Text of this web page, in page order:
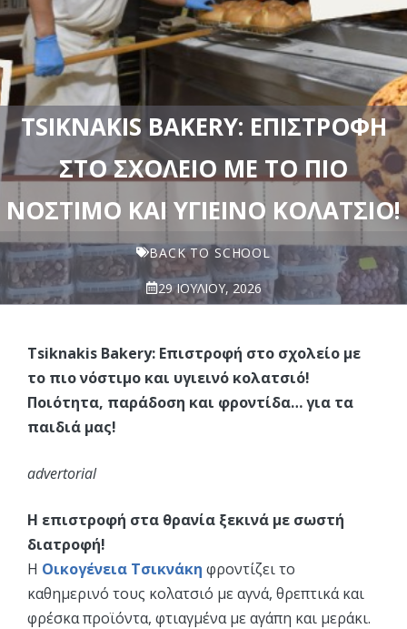
TSIKNAKIS BAKERY: ΕΠΙΣΤΡΟΦΉ
ΣΤΟ ΣΧΟΛΕΊΟ ΜΕ ΤΟ ΠΙΟ
ΝΌΣΤΙΜΟ ΚΑΙ ΥΓΙΕΙΝΌ ΚΟΛΑΤΣΙΌ!
BACK TO SCHOOL
29 ΙΟΥΛΊΟΥ, 2026
Tsiknakis Bakery: Επιστροφή στο σχολείο με
το πιο νόστιμο και υγιεινό κολατσιό!
Ποιότητα, παράδοση και φροντίδα… για τα
παιδιά μας!
advertorial
Η επιστροφή στα θρανία ξεκινά με σωστή
διατροφή!
Η Οικογένεια Τσικνάκη φροντίζει το
καθημερινό τους κολατσιό με αγνά, θρεπτικά και
φρέσκα προϊόντα, φτιαγμένα με αγάπη και μεράκι.